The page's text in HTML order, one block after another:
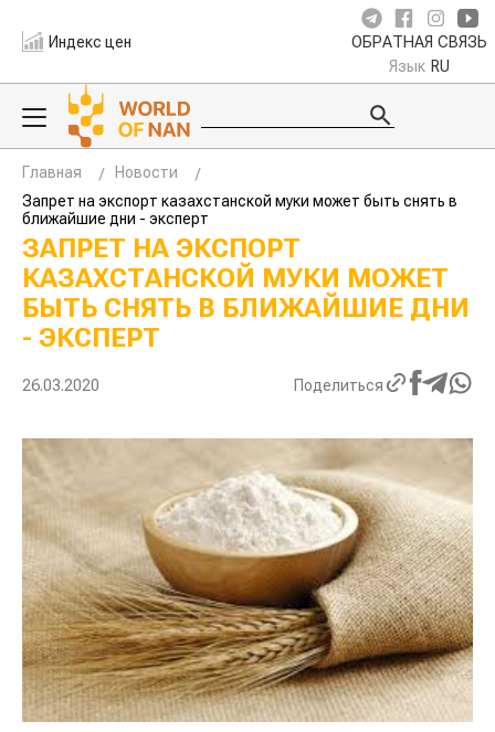
Индекс цен ОБРАТНАЯ СВЯЗЬ
Язык RU
Главная
Новости
Запрет на экспорт казахстанской муки может быть снять в
ближайшие дни - эксперт
ЗАПРЕТ НА ЭКСПОРТ
КАЗАХСТАНСКОЙ МУКИ МОЖЕТ
БЫТЬ СНЯТЬ В БЛИЖАЙШИЕ
ДНИ - ЭКСПЕРТ
26.03.2020 Поделиться